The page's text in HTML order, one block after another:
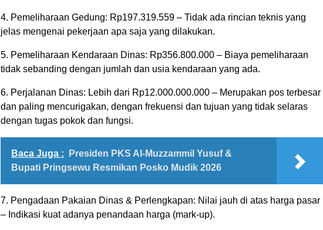
4. Pemeliharaan Gedung: Rp197.319.559 – Tidak ada rincian teknis yang
jelas mengenai pekerjaan apa saja yang dilakukan.
5. Pemeliharaan Kendaraan Dinas: Rp356.800.000 – Biaya pemeliharaan
tidak sebanding dengan jumlah dan usia kendaraan yang ada.
6. Perjalanan Dinas: Lebih dari Rp12.000.000.000 – Merupakan pos terbesar
dan paling mencurigakan, dengan frekuensi dan tujuan yang tidak selaras
dengan tugas pokok dan fungsi.
Baca Juga :
Presiden PKS Al-Muzzammil Yusuf &
Bupati Pringsewu Resmikan Posko Mudik 2026
7. Pengadaan Pakaian Dinas & Perlengkapan: Nilai jauh di atas harga pasar
– Indikasi kuat adanya penandaan harga (mark-up).